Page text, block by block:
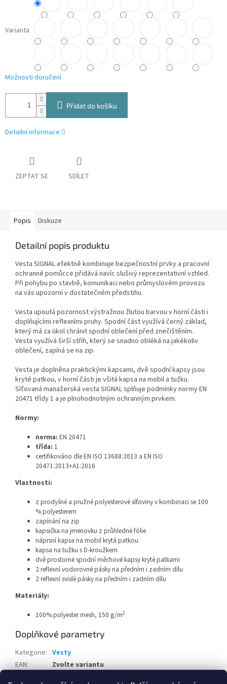
Varianta
Možnosti doručení
Přidat do košíku
Detailní informace
ZEPTAT SE SDÍLET
Popis Diskuze
Detailní popis produktu
Vesta SIGNAL efektně kombinuje bezpečnostní prvky a pracovní
ochranné pomůcce přidává navíc slušivý reprezentativní vzhled.
Při pohybu po stavbě, komunikaci nebo průmyslovém provozu
na vás upozorní v dostatečném předstihu.
Vesta upoutá pozornost výstražnou žlutou barvou v horní části i
doplňujícími reflexními pruhy. Spodní část využívá černý základ,
který má za úkol chránit spodní oblečení před znečištěním.
Vesta využívá širší střih, který se snadno obléká na jakékoliv
oblečení, zapíná se na zip.
Vesta je doplněna praktickými kapsami, dvě spodní kapsy jsou
kryté patkou, v horní části je všitá kapsa na mobil a tužku.
Síťovaná manažerská vesta SIGNAL splňuje podmínky normy EN
20471 třídy 1 a je plnohodnotným ochranným prvkem.
Normy:
norma: EN 20471
třída: 1
certifikováno dle EN ISO 13688:2013 a EN ISO
20471:2013+A1:2016
Vlastnosti:
z prodyšné a pružné polyesterové síťoviny v kombinaci se 100
% polyesterem
zapínání na zip
kapsička na jmenovku z průhledné fólie
náprsní kapsa na mobil krytá patkou
kapsa na tužku s D-kroužkem
dvě prostorné spodní měchové kapsy kryté patkami
2 reflexní vodorovné pásky na předním i zadním dílu
2 reflexní svislé pásky na předním i zadním dílu
Materiály:
100% polyester mesh, 150 g/m2
Doplňkové parametry
Kategorie: Vesty
EAN:
Zvolte variantu